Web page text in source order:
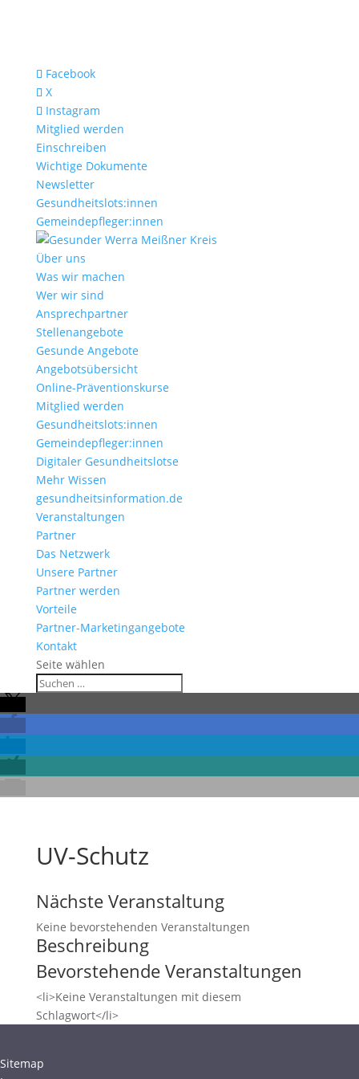
Facebook
X
Instagram
Mitglied werden
Einschreiben
Wichtige Dokumente
Newsletter
Gesundheitslots:innen
Gemeindepfleger:innen
Über uns
Was wir machen
Wer wir sind
Ansprechpartner
Stellenangebote
Gesunde Angebote
Angebotsübersicht
Online-Präventionskurse
Mitglied werden
Gesundheitslots:innen
Gemeindepfleger:innen
Digitaler Gesundheitslotse
Mehr Wissen
gesundheitsinformation.de
Veranstaltungen
Partner
Das Netzwerk
Unsere Partner
Partner werden
Vorteile
Partner-Marketingangebote
Kontakt
Seite wählen
UV-Schutz
Nächste Veranstaltung
Keine bevorstehenden Veranstaltungen
Beschreibung
Bevorstehende Veranstaltungen
<li>Keine Veranstaltungen mit diesem
Schlagwort</li>
Sitemap